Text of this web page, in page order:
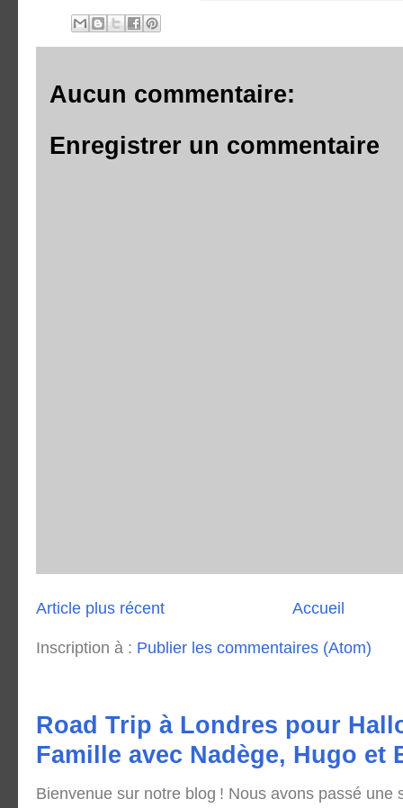
Aucun commentaire:
Enregistrer un commentaire
Article plus récent Accueil
Inscription à : Publier les commentaires (Atom)
Road Trip à Londres pour
Famille avec Nadège, Hugo et
Bienvenue sur notre blog ! Nous avons passé une